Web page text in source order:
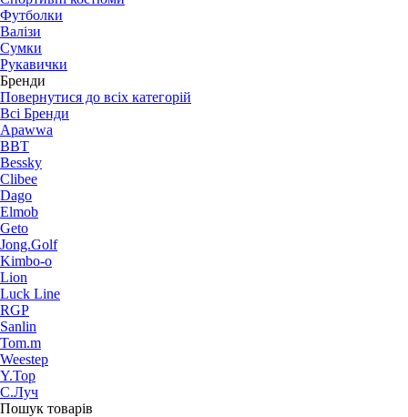
Футболки
Валізи
Сумки
Рукавички
Бренди
Повернутися до всіх категорій
Всі Бренди
Apawwa
BBT
Bessky
Clibee
Dago
Elmob
Geto
Jong.Golf
Kimbo-o
Lion
Luck Line
RGP
Sanlin
Tom.m
Weestep
Y.Top
С.Луч
Пошук товарів